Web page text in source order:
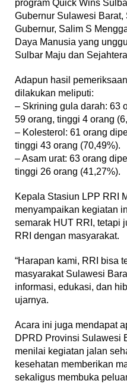
program Quick Wins
Gubernur Sulawesi Barat,
Gubernur, Salim S
Daya Manusia yang
Sulbar Maju dan
Adapun hasil
dilakukan meliputi:
– Skrining gula darah: 63
59 orang, tinggi 4 orang
– Kolesterol: 61 orang
tinggi 43 orang (70,49%).
– Asam urat: 63 orang
tinggi 26 orang (41,27%).
Kepala Stasiun LPP RRI
menyampaikan kegiatan
semarak HUT RRI, tetapi
RRI dengan masyarakat.
“Harapan kami, RRI bisa
masyarakat Sulawesi
informasi, edukasi, dan
ujarnya.
Acara ini juga mendapat
DPRD Provinsi Sulawesi
menilai kegiatan jalan
kesehatan memberikan
sekaligus membuka